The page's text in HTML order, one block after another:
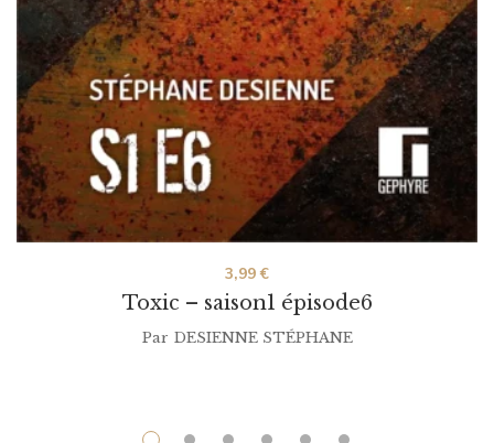
Toxic – saison1 épisode6
3,99€
Par DESIENNE STÉPHANE